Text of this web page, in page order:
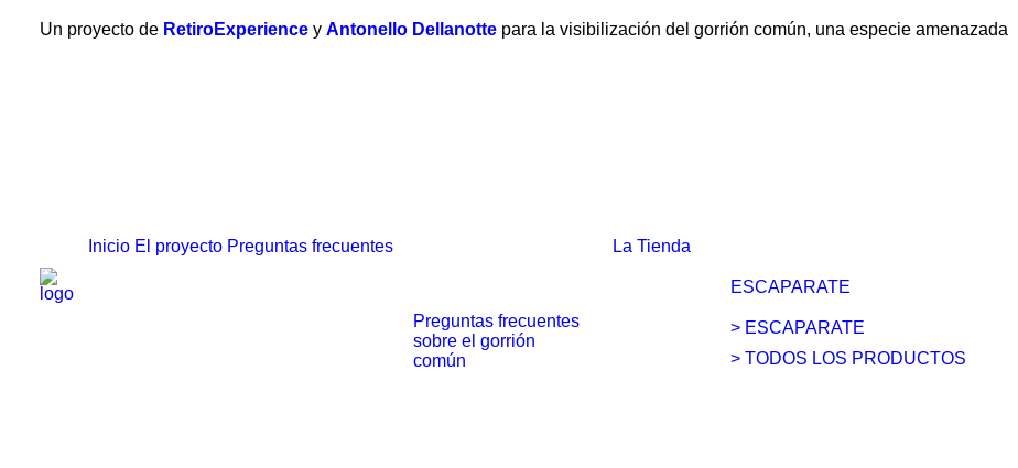
Un proyecto de RetiroExperience y Antonello Dellanotte para la visibilización del gorrión común, una especie amenazada |
Inicio El proyecto Preguntas frecuentes
Preguntas frecuentes
sobre el gorrión
común
La Tienda
ESCAPARATE
> ESCAPARATE
> TODOS LOS PRODUCTOS